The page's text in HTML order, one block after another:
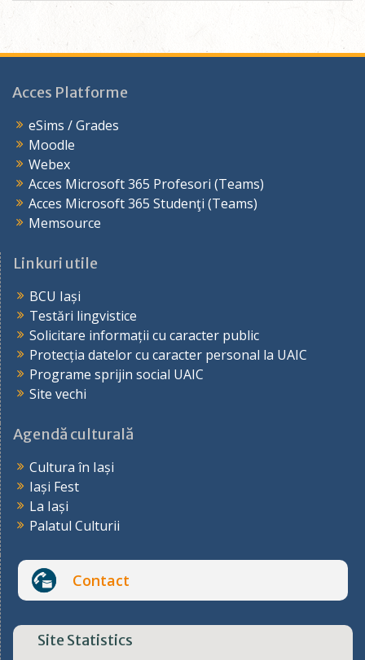
Acces Platforme
eSims / Grades
Moodle
Webex
Acces Microsoft 365 Profesori (Teams)
Acces Microsoft 365 Studenţi (Teams)
Memsource
Linkuri utile
BCU Iași
Testări lingvistice
Solicitare informații cu caracter public
Protecția datelor cu caracter personal la UAIC
Programe sprijin social UAIC
Site vechi
Agendă culturală
Cultura în Iași
Iași Fest
La Iași
Palatul Culturii
Contact
Site Statistics